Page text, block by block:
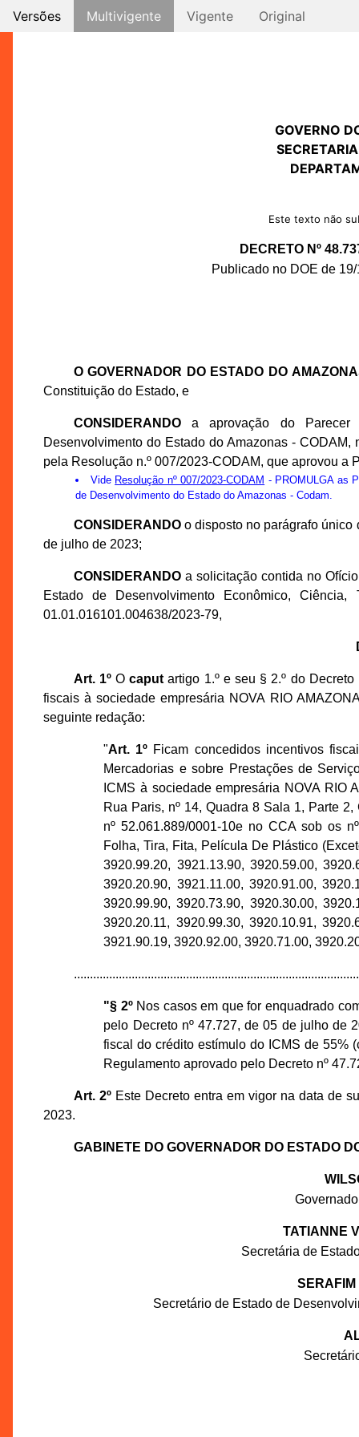
Versões Multivigente Vigente Original
GOVERNO
Este texto não
DECRETO Nº
Publicado no DOE de
O GOVERNADOR DO ESTADO DO
Constituição do Estado, e
CONSIDERANDOa aprovação do Parecer
Desenvolvimento do Estado do Amazonas -
pela Resolução n.º 007/2023-CODAM, que aprovou a
Vide Resolução nº 007/2023-CODAM - PROMULGA as
de Desenvolvimento do Estado do Amazonas - Codam.
CONSIDERANDOo disposto no parágrafo único
de julho de 2023;
CONSIDERANDOa solicitação contida no
Estado de Desenvolvimento Econômico,
01.01.016101.004638/2023-79,
Art. 1ºOcaput artigo 1.º e seu § 2.º do
fiscais à sociedade empresária NOVA RIO
seguinte redação:
"Art. 1º Ficam concedidos incentivos
Mercadorias e sobre Prestações de
ICMS à sociedade empresária NOVA RIO
Rua Paris, nº 14, Quadra 8 Sala 1, Parte
nº 52.061.889/0001-10e no CCA sob os
Folha, Tira, Fita, Película De Plástico
3920.99.20, 3921.13.90, 3920.59.00,
3920.20.90, 3921.11.00, 3920.91.00,
3920.99.90, 3920.73.90, 3920.30.00,
3920.20.11, 3920.99.30, 3920.10.91,
3921.90.19, 3920.92.00, 3920.71.00,
"§ 2ºNos casos em que for enquadrado
pelo Decreto nº 47.727, de 05 de julho de
fiscal do crédito estímulo do ICMS de 55%
Regulamento aprovado pelo Decreto nº
Art. 2ºEste Decreto entra em vigor na data de
2023.
GABINETE DO GOVERNADOR DO ESTADO
TATIANNE
Secretária de
Secretário de Estado de